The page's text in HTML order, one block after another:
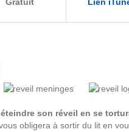
son réveil en se
obligera à sortir du lit en